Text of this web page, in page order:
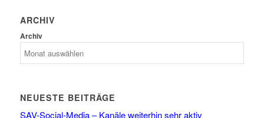
ARCHIV
Archiv
NEUESTE BEITRÄGE
SAV-Social-Media – Kanäle weiterhin sehr aktiv